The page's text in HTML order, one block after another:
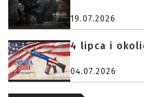
19.07.2026
4 lipca i
04.07.2026